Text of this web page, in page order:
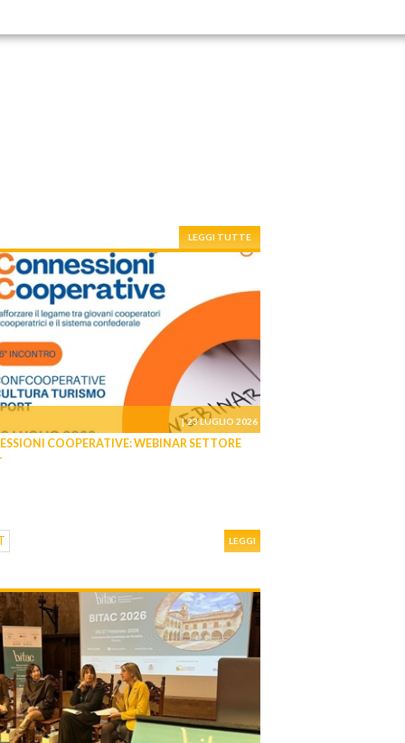
LEGGI TUTTE
| 23 LUGLIO 2026
COOPERATIVE: WEBINAR SETTORE
LEGGI